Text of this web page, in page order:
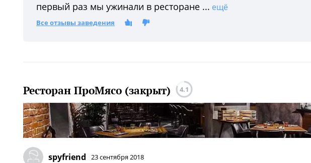
первый раз мы ужинали в ресторане ... ещё
Все отзывы заведения
Ресторан ПроМясо (закрыт) 4.1
spyfriend 23 сентября 2018